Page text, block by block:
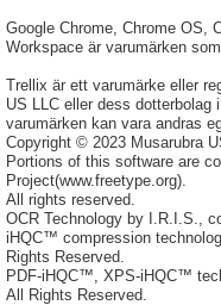
Google Chrome, Chrome OS,
Workspace är varumärken
Trellix är ett varumärke eller
US LLC eller dess dotterbolag
varumärken kan vara andras
Copyright © 2023 Musarubra
Portions of this software are
Project(www.freetype.org).
All rights reserved.
OCR Technology by I.R.I.S.,
iHQC™ compression
Rights Reserved.
PDF-iHQC™, XPS-iHQC™
All Rights Reserved.